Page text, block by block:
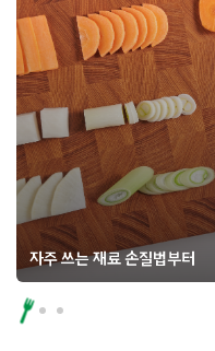
자주 쓰는 재료 손질법부터